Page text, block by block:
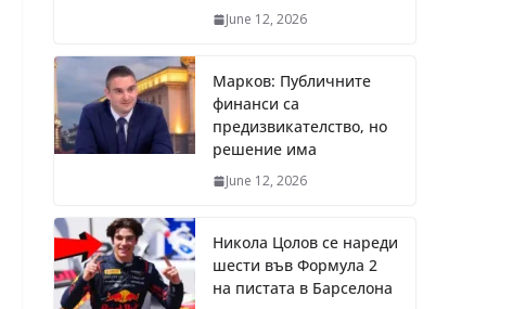
June 12, 2026
Марков: Публичните
финанси са
предизвикателство, но
решение има
June 12, 2026
Никола Цолов се нареди
шести във Формула 2
на пистата в Барселона